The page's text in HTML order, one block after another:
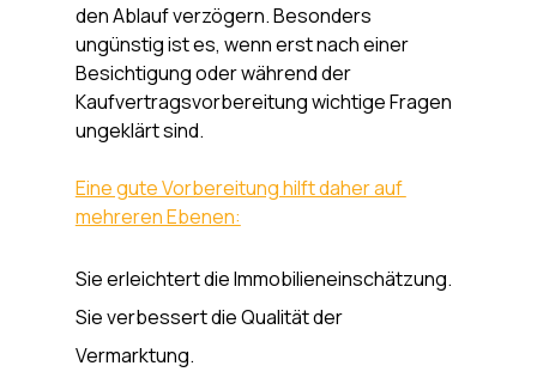
den Ablauf verzögern. Besonders
ungünstig ist es, wenn erst nach einer
Besichtigung oder während der
Kaufvertragsvorbereitung wichtige Fragen
ungeklärt sind.
Eine gute Vorbereitung hilft daher auf
mehreren Ebenen:
Sie erleichtert die Immobilieneinschätzung.
Sie verbessert die Qualität der
Vermarktung.